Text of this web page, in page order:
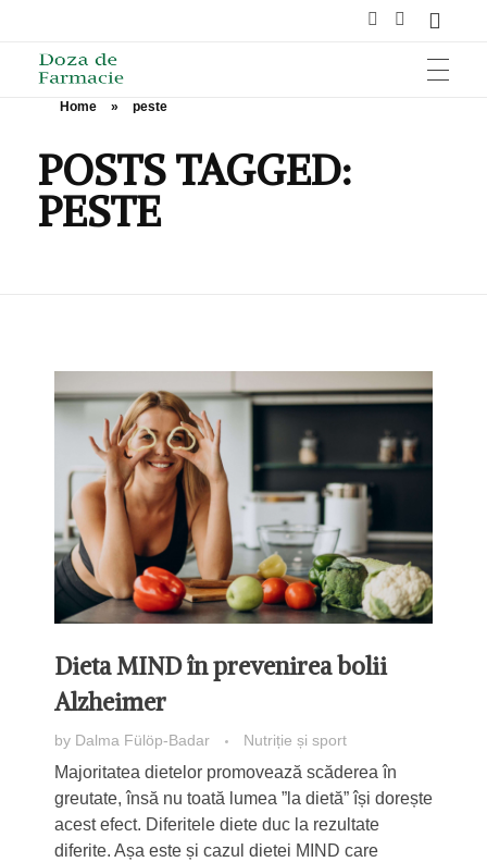
SĂNĂTATE
ÎNGRIJIRE ȘI FRUMUSEȚE
Home » peste
POSTS TAGGED:
PESTE
Dieta MIND în prevenirea bolii
Alzheimer
by Dalma Fülöp-Badar Nutriție și sport
Majoritatea dietelor promovează scăderea în
greutate, însă nu toată lumea ”la dietă” își dorește
acest efect. Diferitele diete duc la rezultate
diferite. Așa este și cazul dietei MIND care